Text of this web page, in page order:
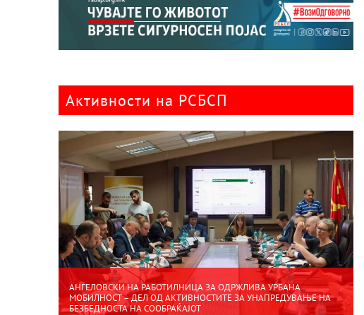
Активности на РСБСП
АНГЕЛОВСКИ НА РАБОТИЛНИЦА ЗА ОДРЖЛИВА УРБАНА
МОБИЛНОСТ – ДЕЛ ОД АКТИВНОСТИТЕ ЗА УНАПРЕДУВАЊЕ НА
БЕЗБЕДНОСТА НА СООБРАЌАЈОТ